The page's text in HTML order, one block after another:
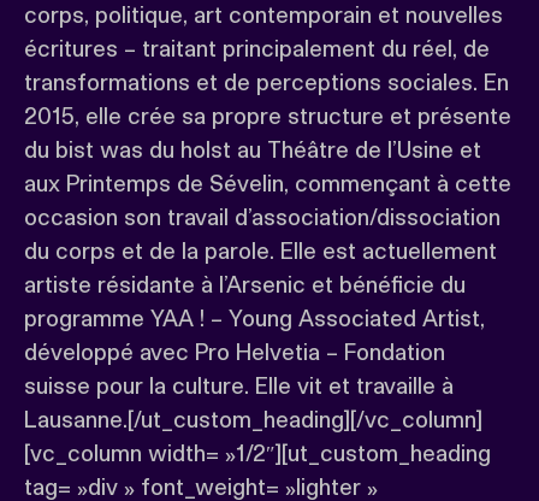
corps, politique, art contemporain et nouvelles
écritures – traitant principalement du réel, de
transformations et de perceptions sociales. En
2015, elle crée sa propre structure et présente
du bist was du holst au Théâtre de l’Usine et
aux Printemps de Sévelin, commençant à cette
occasion son travail d’association/dissociation
du corps et de la parole. Elle est actuellement
artiste résidante à l’Arsenic et bénéficie du
programme YAA ! – Young Associated Artist,
développé avec Pro Helvetia – Fondation
suisse pour la culture. Elle vit et travaille à
Lausanne.[/ut_custom_heading][/vc_column]
[vc_column width= »1/2″][ut_custom_heading
tag= »div » font_weight= »lighter »